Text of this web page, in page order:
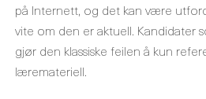
på Internett, og det kan være
vite om den er aktuell. Kandidater
gjør den klassiske feilen å kun
læremateriell.